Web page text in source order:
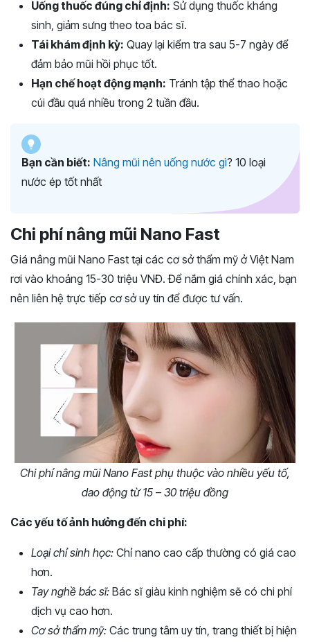
Uống thuốc đúng chỉ định: Sử dụng thuốc kháng
sinh, giảm sưng theo toa bác sĩ.
Tái khám định kỳ: Quay lại kiểm tra sau 5-7 ngày để
đảm bảo mũi hồi phục tốt.
Hạn chế hoạt động mạnh: Tránh tập thể thao hoặc
cúi đầu quá nhiều trong 2 tuần đầu.
Bạn cần biết: Nâng mũi nên uống nước gì? 10 loại
nước ép tốt nhất
Chi phí nâng mũi Nano Fast
Giá nâng mũi Nano Fast tại các cơ sở thẩm mỹ ở Việt Nam
rơi vào khoảng 15-30 triệu VNĐ. Để nắm giá chính xác, bạn
nên liên hệ trực tiếp cơ sở uy tín để được tư vấn.
Chi phí nâng mũi Nano Fast phụ thuộc vào nhiều yếu tố,
dao động từ 15 – 30 triệu đồng
Các yếu tố ảnh hưởng đến chi phí:
Loại chỉ sinh học: Chỉ nano cao cấp thường có giá cao
hơn.
Tay nghề bác sĩ: Bác sĩ giàu kinh nghiệm sẽ có chi phí
dịch vụ cao hơn.
Cơ sở thẩm mỹ: Các trung tâm uy tín, trang thiết bị hiện